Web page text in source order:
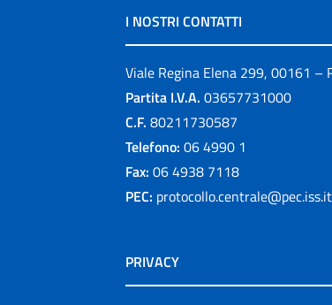
I NOSTRI CONTATTI
Viale Regina Elena 299, 00161 –
Partita I.V.A. 03657731000
C.F. 80211730587
Telefono: 06 4990 1
Fax: 06 4938 7118
PEC: protocollo.centrale@pec.iss.it
PRIVACY